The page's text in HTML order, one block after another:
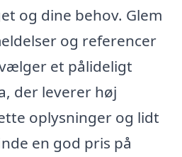
og dine behov. Glem
og referencer
et pålideligt
der leverer høj
oplysninger og lidt
en god pris på